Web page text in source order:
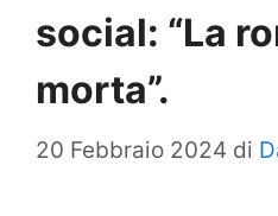
social: “La
morta”.
20 Febbraio 2024 di